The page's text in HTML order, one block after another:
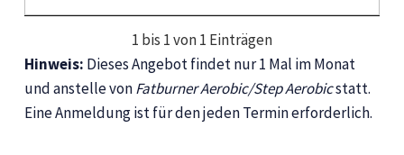
1 bis 1 von 1 Einträgen
Hinweis: Dieses Angebot findet nur 1 Mal im Monat
und anstelle vonFatburner Aerobic/Step Aerobicstatt.
Eine Anmeldung ist für den jeden Termin erforderlich.